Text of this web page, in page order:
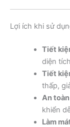
Lợi ích khi sử
Tiết
diện
Tiết
thấp,
An
khiển
Làm